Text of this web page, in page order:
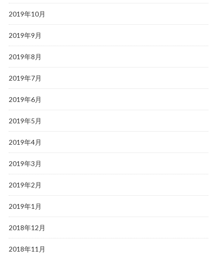
2019年10月
2019年9月
2019年8月
2019年7月
2019年6月
2019年5月
2019年4月
2019年3月
2019年2月
2019年1月
2018年12月
2018年11月